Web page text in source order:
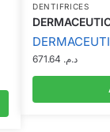
DENTIFRICES
د.م.